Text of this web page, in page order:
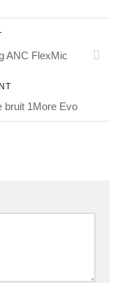
ANC FlexMic
bruit 1More Evo